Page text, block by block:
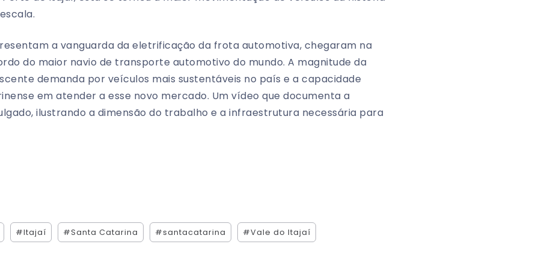
a vanguarda da eletrificação da frota automotiva, chegaram na
do maior navio de transporte automotivo do mundo. A magnitude da
demanda por veículos mais sustentáveis no país e a capacidade
em atender a esse novo mercado. Um vídeo que documenta a
ilustrando a dimensão do trabalho e a infraestrutura necessária para
#Itajaí #Santa Catarina #santacatarina #Vale do Itajaí